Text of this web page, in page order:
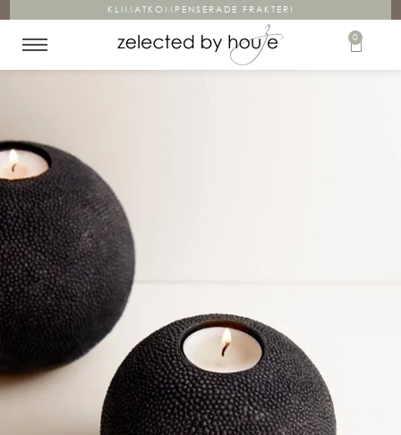
KLIMATKOMPENSERADE FRAKTER!
0